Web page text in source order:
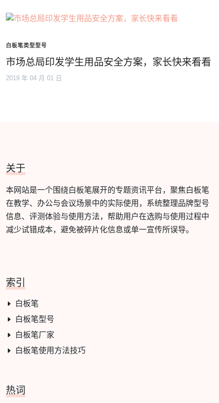
白板笔类型型号
市场总局印发学生用品安全方案，家长快来看看
2019 年 04 月 01 日
关于
本网站是一个围绕白板笔展开的专题资讯平台，聚焦白板笔
在教学、办公与会议场景中的实际使用，系统整理品牌型号
信息、评测体验与使用方法，帮助用户在选购与使用过程中
减少试错成本，避免被碎片化信息或单一宣传所误导。
索引
白板笔
白板笔型号
白板笔厂家
白板笔使用方法技巧
热词